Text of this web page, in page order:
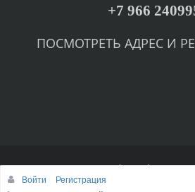
+7 966
ПОСМОТРЕТЬ АДРЕС И
© arhemed.ru,
Войти
Регистрация